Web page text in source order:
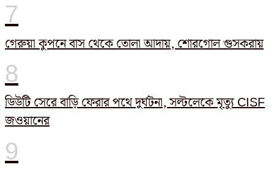
গেরুয়া কুপনে বাস থেকে তোলা আদায়, শোরগোল গুসকরায়
ডিউটি সেরে বাড়ি ফেরার পথে দুর্ঘটনা, সল্টলেকে মৃত্যু CISF
জওয়ানের